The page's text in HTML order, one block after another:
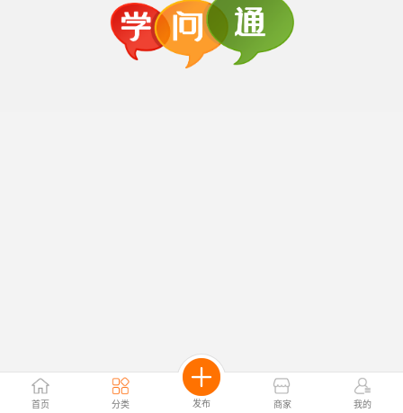
首页 分类 发布 商家 我的